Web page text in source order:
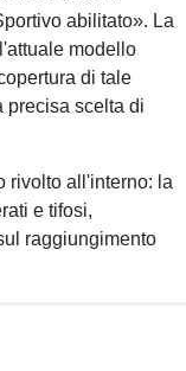
abilitato». La
modello
di tale
scelta di
rivolto all'interno: la
e tifosi,
raggiungimento